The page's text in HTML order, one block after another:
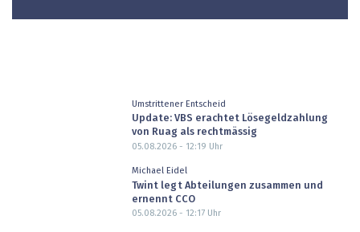
Umstrittener Entscheid
Update: VBS erachtet Lösegeldzahlung
von Ruag als rechtmässig
05.08.2026 - 12:19 Uhr
Michael Eidel
Twint legt Abteilungen zusammen und
ernennt CCO
05.08.2026 - 12:17Uhr